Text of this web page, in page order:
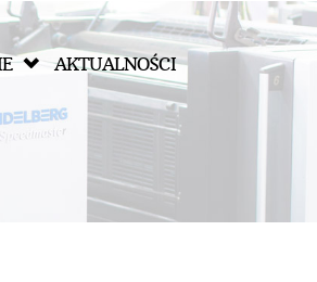
AKTUALNOŚCI